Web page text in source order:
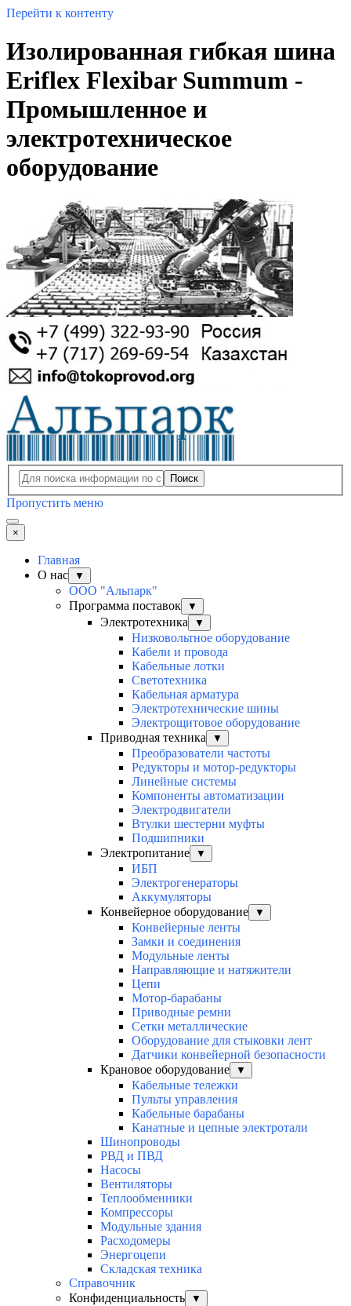
Перейти к контенту
Изолированная гибкая шина
Eriflex Flexibar Summum -
Промышленное и
электротехническое
оборудование
Поиск
Пропустить меню
×
Главная
О нас
▼
ООО "Альпарк"
Программа поставок
▼
Электротехника ▼
Низковольтное оборудование
Кабели и провода
Кабельные лотки
Светотехника
Кабельная арматура
Электротехнические шины
Электрощитовое оборудование
Приводная техника
▼
Преобразователи частоты
Редукторы и мотор-редукторы
Линейные системы
Компоненты автоматизации
Электродвигатели
Втулки шестерни муфты
Подшипники
Электропитание
▼
ИБП
Электрогенераторы
Аккумуляторы
Конвейерное оборудование
▼
Конвейерные ленты
Замки и соединения
Модульные ленты
Направляющие и натяжители
Цепи
Мотор-барабаны
Приводные ремни
Сетки металлические
Оборудование для стыковки лент
Датчики конвейерной безопасности
Крановое оборудование
▼
Кабельные тележки
Пульты управления
Кабельные барабаны
Канатные и цепные электротали
Шинопроводы
РВД и ПВД
Насосы
Вентиляторы
Теплообменники
Компрессоры
Модульные здания
Расходомеры
Энергоцепи
Складская техника
Справочник
Конфиденциальность
▼